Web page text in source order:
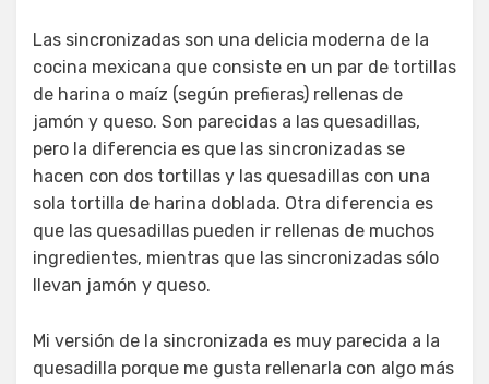
Las sincronizadas son una delicia moderna de la
cocina mexicana que consiste en un par de tortillas
de harina o maíz (según prefieras) rellenas de
jamón y queso. Son parecidas a las quesadillas,
pero la diferencia es que las sincronizadas se
hacen con dos tortillas y las quesadillas con una
sola tortilla de harina doblada. Otra diferencia es
que las quesadillas pueden ir rellenas de muchos
ingredientes, mientras que las sincronizadas sólo
llevan jamón y queso.
Mi versión de la sincronizada es muy parecida a la
quesadilla porque me gusta rellenarla con algo más